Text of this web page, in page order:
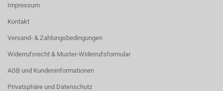
Impressum
Kontakt
Versand- & Zahlungsbedingungen
Widerrufsrecht & Muster-Widerrufsformular
AGB und Kundeninformationen
Privatsphäre und Datenschutz